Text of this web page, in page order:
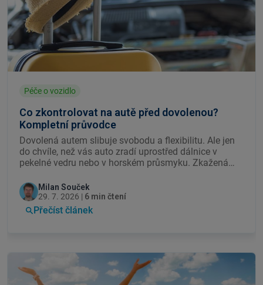
Péče o vozidlo
Co zkontrolovat na autě před dovolenou?
Kompletní průvodce
Dovolená autem slibuje svobodu a flexibilitu. Ale jen
do chvíle, než vás auto zradí uprostřed dálnice v
pekelné vedru nebo v horském průsmyku. Zkažená
vybité baterii je zbytečný a drahý zážitek. Přinášíme
přehled všeho, co si před výjezdem zkontrolovat, co
zvládnete sami a co raději přenechat odborníkům.
Milan Souček
29. 7. 2026 | 6 min čtení
Přečíst článek